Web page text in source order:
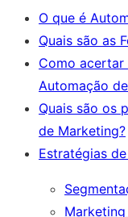
O que é
Quais são as
Como acertar
Automação
Quais são os
de Marketing?
Estratégias